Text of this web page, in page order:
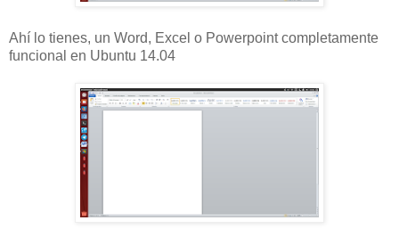
Ahí lo tienes, un Word, Excel o Powerpoint completamente
funcional en Ubuntu 14.04